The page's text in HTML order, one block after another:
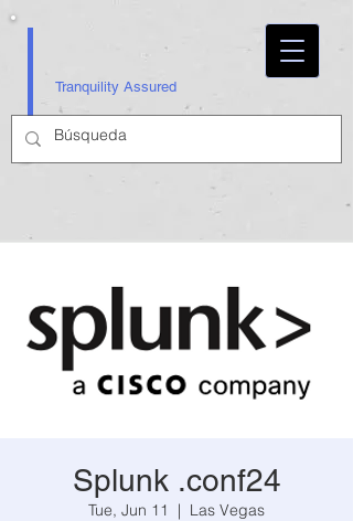
Tranquility Assured
Splunk .conf24
Tue, Jun 11
  |
Las Vegas